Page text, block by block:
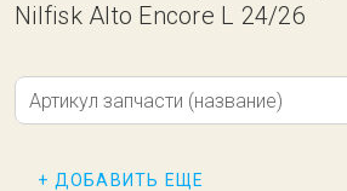
Nilfisk Alto Encore L 24/26
Артикул запчасти (название)
+ ДОБАВИТЬ ЕЩЕ